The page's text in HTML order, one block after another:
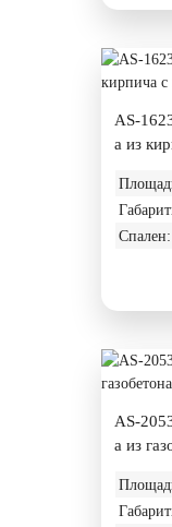
AS-
а из
Спален:
AS-
а из